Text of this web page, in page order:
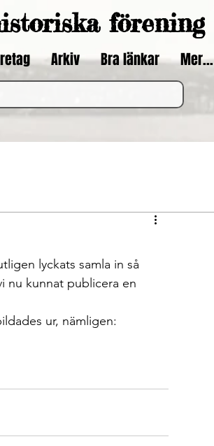
förening
Arkiv Bra länkar Mer...
nu kunnat publicera en
ur, nämligen: